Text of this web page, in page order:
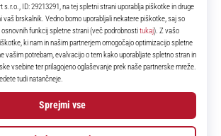
11teamsports.si
vaši soigralci ter vam predstavljamo najboljše in
izdelke iz sveta nogometa.
Facebook
Instagram